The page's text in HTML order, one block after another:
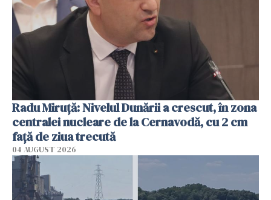
Radu Miruţă: Nivelul Dunării a crescut, în zona
centralei nucleare de la Cernavodă, cu 2 cm
faţă de ziua trecută
04 AUGUST 2026